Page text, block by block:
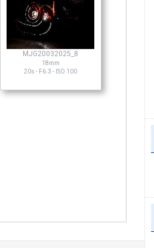
MJG20032025_8
18mm
20s - F6.3 - ISO 100